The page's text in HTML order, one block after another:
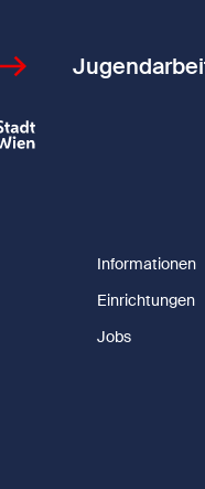
Informationen
Einrichtungen
Jobs